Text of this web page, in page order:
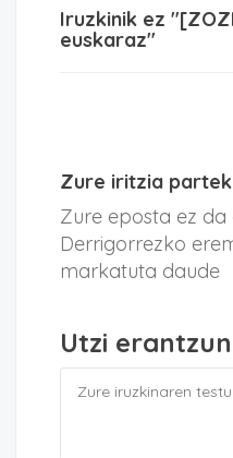
Iruzkinik ez
euskaraz"
Zure iritzia
Zure eposta ez
Derrigorrezko
markatuta daude
Utzi